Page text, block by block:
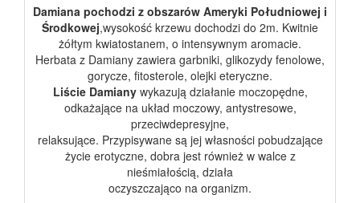
Damiana pochodzi z obszarów Ameryki Południowej i
Środkowej,wysokość krzewu dochodzi do 2m. Kwitnie
żółtym kwiatostanem, o intensywnym aromacie.
Herbata z Damiany zawiera garbniki, glikozydy fenolowe,
gorycze, fitosterole, olejki eteryczne.
Liście Damianywykazują działanie moczopędne,
odkażające na układ moczowy, antystresowe,
przeciwdepresyjne,
relaksujące. Przypisywane są jej własności pobudzające
życie erotyczne, dobra jest również w walce z
nieśmiałością, działa
oczyszczająco na organizm.